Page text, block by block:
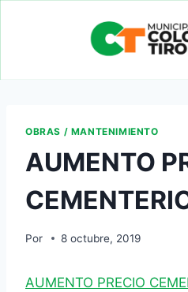
OBRAS / MANTENIMIENTO
AUMENTO
Por 8 octubre, 2019
AUMENTO PRECIO